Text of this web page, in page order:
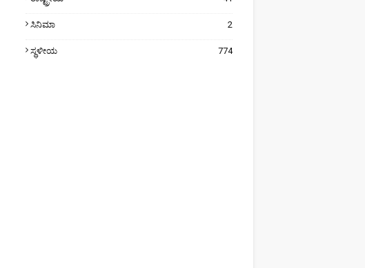
ಸಿನಿಮಾ 2
ಸ್ಥಳೀಯ 774